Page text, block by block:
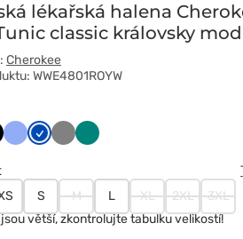
lékařská halena
classic královsky
Cherokee
WWE4801ROYW
Klasyczny
Królewski
Szary Zielony
S M L XL 2XL
3XL
větší, zkontrolujte tabulku velikostí!